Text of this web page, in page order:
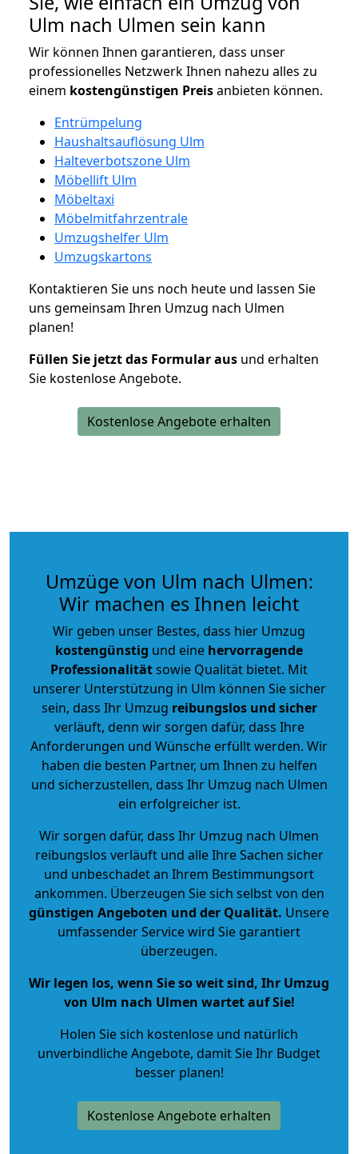
Ulm nach Ulmen sein kann
Wir können Ihnen garantieren, dass unser
professionelles Netzwerk Ihnen nahezu alles zu
einem kostengünstigen Preisanbieten können.
Entrümpelung
Haushaltsauflösung Ulm
Halteverbotszone Ulm
Möbellift Ulm
Möbeltaxi
Möbelmitfahrzentrale
Umzugshelfer Ulm
Umzugskartons
Kontaktieren Sie uns noch heute und lassen Sie
uns gemeinsam Ihren Umzug nach Ulmen
planen!
Füllen Sie jetzt das Formular aus und erhalten
Sie kostenlose Angebote.
Kostenlose Angebote erhalten
Umzüge von Ulm nach Ulmen:
Wir machen es Ihnen leicht
Wir geben unser Bestes, dass hier Umzug
kostengünstig und eine hervorragende
Professionalitätsowie Qualität bietet. Mit
unserer Unterstützung in Ulm können Sie sicher
sein, dass Ihr Umzug reibungslos und sicher
verläuft, denn wir sorgen dafür, dass Ihre
Anforderungen und Wünsche erfüllt werden. Wir
haben die besten Partner, um Ihnen zu helfen
und sicherzustellen, dass Ihr Umzug nach Ulmen
ein erfolgreicher ist.
Wir sorgen dafür, dass Ihr Umzug nach Ulmen
reibungslos verläuft und alle Ihre Sachen sicher
und unbeschadet an Ihrem Bestimmungsort
ankommen. Überzeugen Sie sich selbst von den
günstigen Angeboten und der Qualität. Unsere
umfassender Service wird Sie garantiert
überzeugen.
Wir legen los, wenn Sie so weit sind, Ihr Umzug
von Ulm nach Ulmen wartet auf Sie!
Holen Sie sich kostenlose und natürlich
unverbindliche Angebote, damit Sie Ihr Budget
besser planen!
Kostenlose Angebote erhalten